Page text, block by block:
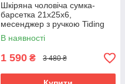
Шкіряна чоловіча сумка-
барсетка 21х25х6,
месенджер з ручкою Tiding
Bag 73957 чорна
В наявності
1 590 ₴ 3 480 ₴